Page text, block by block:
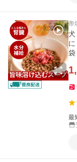
帝
犬
袋
最